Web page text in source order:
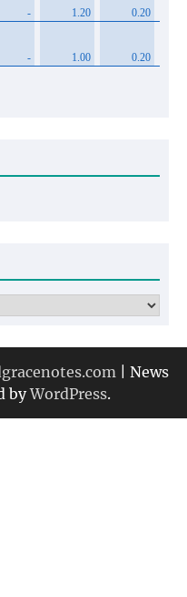
| News
byWordPress.